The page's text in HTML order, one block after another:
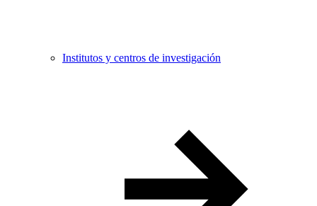
Institutos y centros de investigación